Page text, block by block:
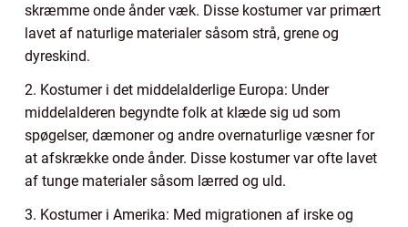
skræmme onde ånder væk. Disse kostumer var primært
lavet af naturlige materialer såsom strå, grene og
dyreskind.
2. Kostumer i det middelalderlige Europa: Under
middelalderen begyndte folk at klæde sig ud som
spøgelser, dæmoner og andre overnaturlige væsner for
at afskrække onde ånder. Disse kostumer var ofte lavet
af tunge materialer såsom lærred og uld.
3. Kostumer i Amerika: Med migrationen af irske og